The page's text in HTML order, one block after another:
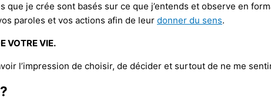
que je crée sont basés sur ce que j’entends et observe en
paroles et vos actions afin de leur donner du sens.
VOTRE VIE.
l’impression de choisir, de décider et surtout de ne me